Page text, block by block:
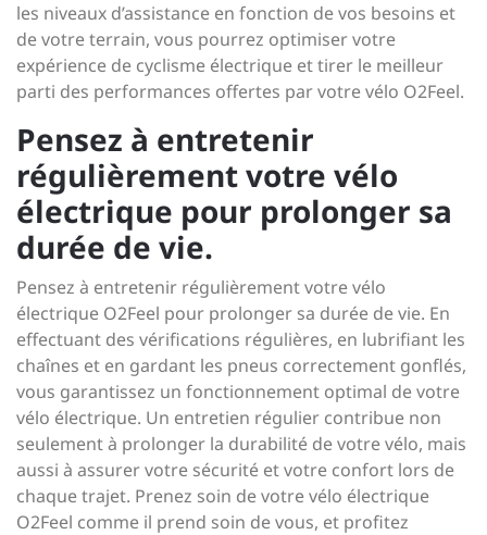
les niveaux d’assistance en fonction de vos besoins et
de votre terrain, vous pourrez optimiser votre
expérience de cyclisme électrique et tirer le meilleur
parti des performances offertes par votre vélo O2Feel.
Pensez à entretenir
régulièrement votre vélo
électrique pour prolonger sa
durée de vie.
Pensez à entretenir régulièrement votre vélo
électrique O2Feel pour prolonger sa durée de vie. En
effectuant des vérifications régulières, en lubrifiant les
chaînes et en gardant les pneus correctement gonflés,
vous garantissez un fonctionnement optimal de votre
vélo électrique. Un entretien régulier contribue non
seulement à prolonger la durabilité de votre vélo, mais
aussi à assurer votre sécurité et votre confort lors de
chaque trajet. Prenez soin de votre vélo électrique
O2Feel comme il prend soin de vous, et profitez